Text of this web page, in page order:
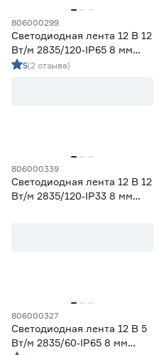
806000299
Светодиодная лента 12 В 12
Вт/м 2835/120‑IP65 8 мм
теплый 5 м Geniled
5(2 отзыва)
806000339
Светодиодная лента 12 В 12
Вт/м 2835/120‑IP33 8 мм
806000327
Светодиодная лента 12 В 5
Вт/м 2835/60‑IP65 8 мм